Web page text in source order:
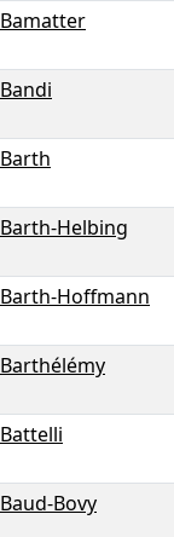
Bamatter
Bandi
Barth
Barth-Helbing
Barth-Hoffmann
Barthélémy
Battelli
Baud-Bovy